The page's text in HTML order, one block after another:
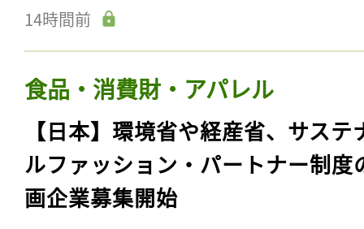
14時間前
食品・消費財・アパレル
【日本】環境省や経産省、サステ
ルファッション・パートナー制度
画企業募集開始